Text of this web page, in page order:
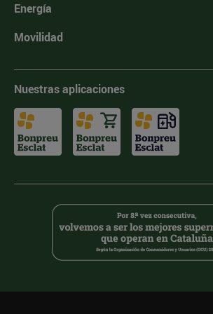
Energía
Movilidad
Nuestras aplicaciones